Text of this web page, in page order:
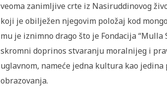
veoma zanimljive crte iz Nasiruddinovog
koji je obilježen njegovim položaj kod
mu je iznimno drago što je Fondacija
skromni doprinos stvaranju moralnijeg i
uglavnom, nameće jedna kultura kao
obrazovanja.